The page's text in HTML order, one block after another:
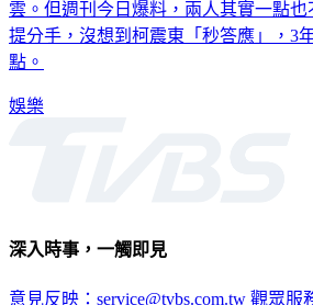
雲。但週刊今日爆料，兩人其實一點
提分手，沒想到柯震東「秒答應」，3
點。
娛樂
深入時事，一觸即見
意見反映：service@tvbs.com.tw 觀眾服